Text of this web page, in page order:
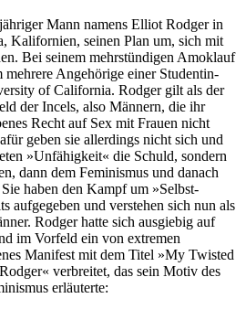
Mann namens Elliot Rodger in
Kalifornien, seinen Plan um, sich mit
Bei seinem mehrstündigen Amoklauf
mehrere Angehörige einer Studentin­
of California. Rodger gilt als der
der Incels, also Männern, die ihr
Recht auf Sex mit Frauen nicht
ge­ben sie allerdings nicht sich und
»Unfähigkeit« die Schuld, sondern
dann dem Feminismus und danach
haben den Kampf um »Selbst­
aufgegeben und verstehen sich nun als
Rodger hatte sich ausgiebig auf
im Vorfeld ein von ex­tremen
Manifest mit dem Titel »My Twisted
verbreitet, das sein Motiv des
erläuterte: